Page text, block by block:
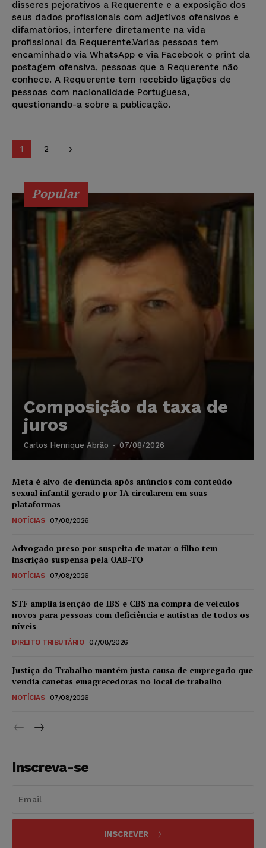
disseres pejorativos a Requerente e a exposição dos
seus dados profissionais com adjetivos ofensivos e
difamatórios, interfere diretamente na vida
profissional da Requerente.Varias pessoas tem
encaminhado via WhatsApp e via Facebook o print da
postagem ofensiva, pessoas que a Requerente não
conhece. A Requerente tem recebido ligações de
pessoas com nacionalidade Portuguesa,
questionando-a sobre a publicação.
1 2
Popular
Composição da taxa de
juros
Carlos Henrique Abrão - 07/08/2026
Meta é alvo de denúncia após anúncios com conteúdo
sexual infantil gerado por IA circularem em suas
plataformas
NOTÍCIAS 07/08/2026
Advogado preso por suspeita de matar o filho tem
inscrição suspensa pela OAB-TO
NOTÍCIAS 07/08/2026
STF amplia isenção de IBS e CBS na compra de veículos
novos para pessoas com deficiência e autistas de todos os
níveis
DIREITO TRIBUTÁRIO 07/08/2026
Justiça do Trabalho mantém justa causa de empregado que
vendia canetas emagrecedoras no local de trabalho
NOTÍCIAS 07/08/2026
Inscreva-se
INSCREVER